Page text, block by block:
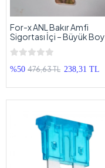
For-x ANL Bakır Amfi
Sigortası İçi – Büyük Boy
300 Amper Seramik ANL
Bakır Sigorta – Bakır Anfi
Sigortası
%50 476,63 TL 238,31 TL